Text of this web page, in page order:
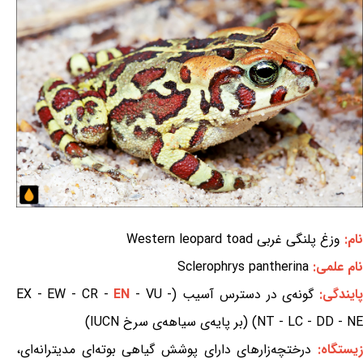
نام: وزغ پلنگی غربی Western leopard toad
نام علمی: Sclerophrys pantherina
پایندگی:گونه‌ی در دسترس آسیب (EX - EW - CR - EN - VU -
NT - LC - DD - NE) (بر پایه‌ی سیاهه‌ی سرخ IUCN)
زیستگاه: درختچه‌زارهای دارای پوشش گیاهی بوته‌ای مدیترانه‌ای،